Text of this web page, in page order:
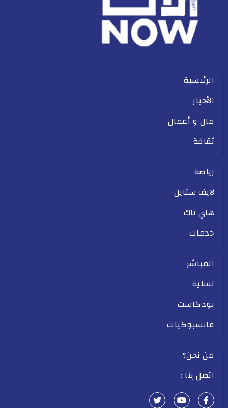
الرئيسية
الأخبار
مال و أعمال
ثقافة
رياضة
لايف ستايل
هاي تاك
خدمات
المباشر
تسلية
بودكاست
فايسبوكيات
من نحن؟
اتصل بنا :